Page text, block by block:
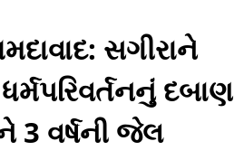
સગીરાને
દબાણ
3 વર્ષની જેલ